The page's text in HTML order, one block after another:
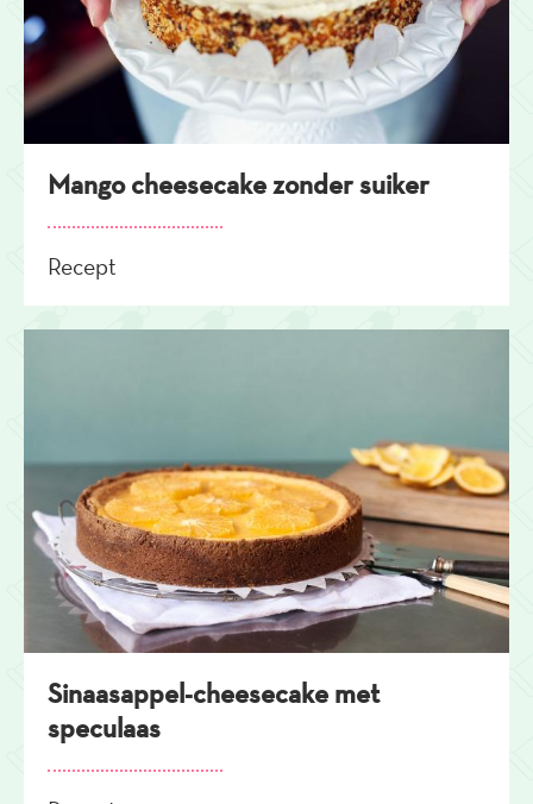
Mango cheesecake zonder suiker
Recept
Sinaasappel-cheesecake met
speculaas